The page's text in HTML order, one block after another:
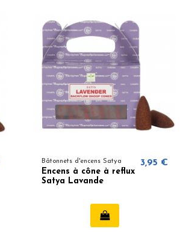
Bâtonnets d'encens Satya
Encens à cône à reflux
Satya Lavande
3,95 €